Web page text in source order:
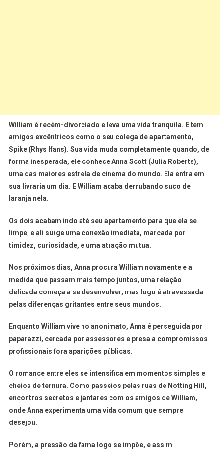
William é recém-divorciado e leva uma vida tranquila. E tem
amigos excêntricos como o seu colega de apartamento,
Spike (Rhys Ifans). Sua vida muda completamente quando, de
forma inesperada, ele conhece Anna Scott (Julia Roberts),
uma das maiores estrela de cinema do mundo. Ela entra em
sua livraria um dia. E William acaba derrubando suco de
laranja nela.
Os dois acabam indo até seu apartamento para que ela se
limpe, e ali surge uma conexão imediata, marcada por
timidez, curiosidade, e uma atração mutua.
Nos próximos dias, Anna procura William novamente e a
medida que passam mais tempo juntos, uma relação
delicada começa a se desenvolver, mas logo é atravessada
pelas diferenças gritantes entre seus mundos.
Enquanto William vive no anonimato, Anna é perseguida por
paparazzi, cercada por assessores e presa a compromissos
profissionais fora aparições públicas.
O romance entre eles se intensifica em momentos simples e
cheios de ternura. Como passeios pelas ruas de Notting Hill,
encontros secretos e jantares com os amigos de William,
onde Anna experimenta uma vida comum que sempre
desejou.
Porém, a pressão da fama logo se impõe, e assim